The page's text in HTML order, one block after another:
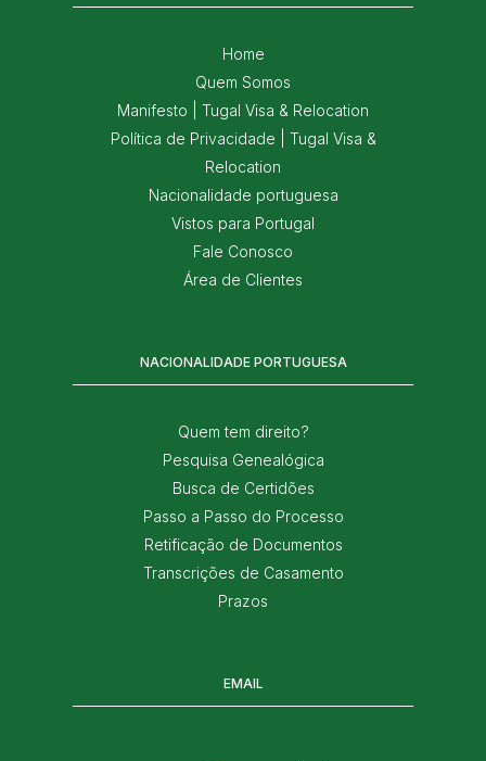
Home
Quem Somos
Manifesto | Tugal Visa & Relocation
Política de Privacidade | Tugal Visa &
Relocation
Nacionalidade portuguesa
Vistos para Portugal
Fale Conosco
Área de Clientes
NACIONALIDADE PORTUGUESA
Quem tem direito?
Pesquisa Genealógica
Busca de Certidões
Passo a Passo do Processo
Retificação de Documentos
Transcrições de Casamento
Prazos
EMAIL